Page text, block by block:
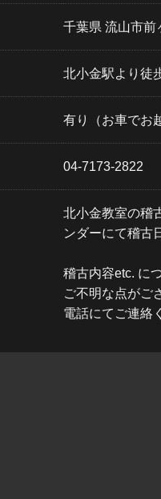
千葉県 流山市前
北小金駅より徒
有り（お車でお
04-7173-2822
北小金教室の稽
ンダーにて稽古
稽古内容etc. に
ご不明な点がご
電話にてご連絡